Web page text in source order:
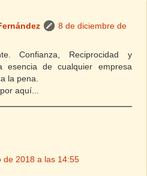
8 de diciembre de
Confianza, Reciprocidad y
esencia de cualquier empresa
la pena.
aquí...
de 2018 a las 14:55